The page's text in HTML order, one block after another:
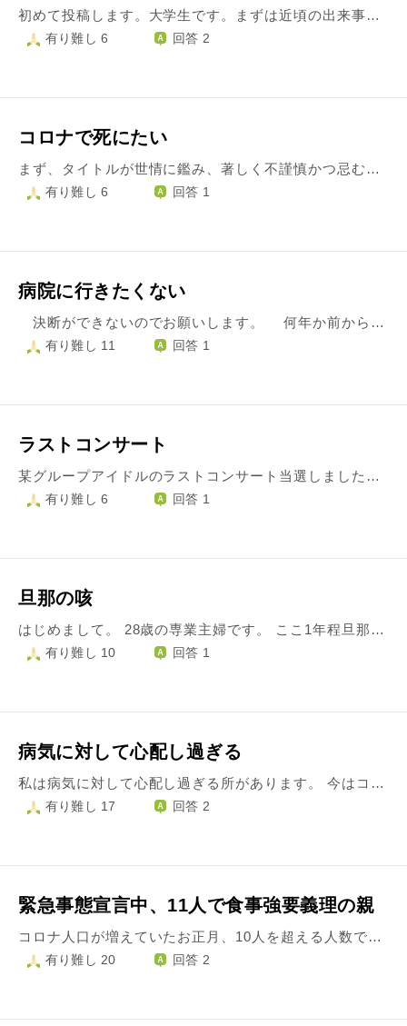
初めて投稿します。大学生です。まずは近頃の出来事を書かせていただきます。最近、心から感情が揺さぶられることも無く、ことごとく嫌なことが起こります。 私は今大学2年生なのですが、このような心持ちになったのは大学入学時です。第1志望の大学に落ち、コロナ禍でオンライン授業、友達も出来ませんでした。ことごとく、自分の努力が実を結ばず気落ちしたままでした。 家族とも向き合わず、何も考えられない時、一人暮らしが始まり、見知らぬ土地であるにもかかわらず、何を調べても頭に入らず、家族に大変心配をかけました。 そしてしばらくして大学のサークルなども再開して、ちょうど2年生になる頃、やっと友達が出来ました。しかし、その友達と一緒にいても何か違和感を感じてしまうんです。僕は結構音楽やファッションが好きなのですが、そのことを語り合える友達ともまだ出会えず、また、もう大学2年生の半ばということでこれから勉学が忙しくなり、新しい出会いも望めません。また、恋人もいません。気になる人ができ、勇気を出して誘い、本来は8月中に遊びに行く予定でしたが、感染状況を考慮して中止となってしまいました。ただ、一緒に家でくつろいだり、たわいもない話をし合える友達や恋人が僕にはいないわけです。 今まで大学生活楽しむために勉強し、それが生きる糧となっていた自分としては、今までの生き方が真っ向から粉砕され、これまでの人生が否定された気分になってます。 今の自分としては、運も悪いが自分の考え方が悪いとも感じてます。そのため、このコロナ禍での夏休み期間、身の回りの人の為になる行動（バイト先で人一倍頑張るなど）を心がけたのですが、その最中、姉が新型コロナ感染症にかかってしまいました。家族の方針として自粛を頑張っていたのですが、姉がかかってしまい、苦しんでいることを知った時、snsで旅行する友達、夏フェスで群がる人、無策の政府、こんな人達が自分の頭に強く憎く映りました。またも努力を嘲笑うかのように惨めに感じました。頑張れば頑張る分だけ裏切られた時の心の痛みが大きくなり、頑張ることが怖くなりました。かと言って、このままでも何も良くならないことも分かります。 僕は何を心の芯とし、どんな考えを持てば良いのでしょうか。ただ、幸せな気分になれる時が来るのを信じることが出来なくなりました。こんな打たれ弱い人間ですが、何か助けてください。
有り難し 6 回答 2
コロナで死にたい
まず、タイトルが世情に鑑み、著しく不謹慎かつ忌むべきものであることをお詫びいたします。 もう疲れました。 家族がどんどん醜い存在になってしまいつつあるように思えてならない。 妻からのモラハラ。実家破産により、親族バラバラ。 バラバラになった親族は、夜叉のように罵る。 私の家を新築してから、皆おかしい気がする。 せめて私は言葉による業をつくりたくない、不悪口だからと言いたいことも口を閉ざす…というのは口実で、実は怖いだけ。 疲れたので、旅立ちたいです。 でも、自殺者は地獄行きだとか、地縛霊になって苦しむとかいう話も聞きます。 自称密教僧が、自殺防止のためか、ブログで散々そのように説いています。 それは、怖い。 真実はどうあれ、薫習といって、生前のクセに引きずられるという話もあり、一度、自殺者の予後について聞けば、それは呪いのように私の中に刷り込まれる。 なら、大義名分のある死ではどうだろうか。 トラックにひかれそうな幼児を助けて死ねば、英雄だ。 遺族も納得できよう。 しかし、そんなシチュエーションもそうないうえに、不悪口を口実に口をつぐむビビリな私では、実行もできまい。 なら、コロナで死ねば、どうだろうか。 幸いにも基礎疾患がある。死ねるかどうかは分らぬが、死ねば今の苦しみから解放される。よしんば死なずとも、今の家族の現状に一石が投じられるかもしれない。 どうやったら、後生よく、苦しまず、遺族の悲しみも比較的少なく死ぬことができるでしょうか？
有り難し 6 回答 1
病院に行きたくない
決断ができないのでお願いします。 何年か前から強迫性障害という精神病で心療内科へ通っています。 しかし、コロナの影響と夫との繰り返される口論で症状が悪化し、現在はどこにも外出できなくなってしまいました。 一日の内、食事休憩の３０分くらいが二回と、５.６時間の睡眠以外は、《ずっと立って手洗いばかり》しています。 そうしていると、だんだん足が浮腫んでしまい、足の甲が腫れてしまいました。 結果、心の病の中、最も今、訪れたくない内科へ行くハメになりました。 ドクターは「腫れはそこまでではない」と言い、とりあえず［血液検査など］することに。 そして数日後、幸いマッサージのおかげか、足の甲の腫れは引いていきました。 そうして一時、安堵の中、先日内科に血液検査の結果を聞きにいきました。 すると、「筋肉の炎症の値が通常より高いので総合病院へ行くように」と言われました。 心の病の中、勇気を出して内科を訪れ、嫌な検査をし、更にもっと現在訪れたくない《総合病院へ》行くのか。と思うと愕然としました。 主人には「コロナ急増でも要精密検査なら俺は行く。後は自分で決めるように。」と言われました。 いつも［一緒に］ではなく冷たいなぁ。と今、相変わらず〔独りぼっち〕な気分です。 ＊必要なお金は出してくれ、生活上いろいろ助けてもらっているなら冷たい言動はせめるべきではないのでしょうか？ ＊そして、主人が言うには「みんなも進められれば総合病院へ行く」と言ってますが、この爆発的コロナ急増でも本当にそうなのでしょうか？ €私としては数値は一時的なものな感じがするし、こんなコロナが爆発的急増の中、総合病院へはできれば行きたくありません。 しかし、時折足の甲が痛んだり、もしも現在も同じ数値のままで、しらない内に変な病が進行して行ってたら。と思うと怖いです。 もうしばらくして、同じ内科で採血検査も考えたのですが、もし数値に変化なければやはり総合病院でも採血するでしょうし、体に負担だけかかる気もします。 甘えた言葉ばかりかもしれませんが何かよいアドバイスお願いします。
有り難し 11 回答 1
ラストコンサート
某グループアイドルのラストコンサート当選しました。嬉しかったのですがここ最近不安になってきました。このご時世にコンサート……でもラスト……推しに会いたい。私は市内から出るのも怖いのに浮かれていたのです。感染したくないし迷惑かけたくないし、しかし入金済みです。この考えなしが！とも思いますが申し込みの期間が短くそんなこと考えられなかったし気持ちも舞い上がりポジティブだったのです。勇気を出して対策して行ったほうが良いのでしょうか？ロックダウンしてしまえばコンサートなんてなかったのにと最低なこと考えてしまいます。行きたくないけど当選入金したしな…ってぐちぐちずっと言ってます悲しいです。
有り難し 6 回答 1
旦那の咳
はじめまして。 28歳の専業主婦です。 ここ1年程旦那の咳がうるさくてノイローゼになりそうです。 とても長い期間続いてる為、心配なので病院に行く事を勧めたのですが本人が嫌がります。 このご時世なので、出先で咳をしてると避けられます。 生理現象なので仕方ない事は分かっているのですが、毎日の事なのでイライラしてしまい、うるさくて夜寝れません。耳栓を付けても無駄でした。 私自身かなり神経質で心配性なので敏感になってしまいます。 重い病気だったらどうしようとかずっと考えてしまうし、気持ちがしんどいです。 心の持ちようが知りたいです。
有り難し 10 回答 1
病気に対して心配し過ぎる
私は病気に対して心配し過ぎる所があります。 今はコロナで心配が増えました。 移されたらどうしようと言う思いも勿論ありますが、誰かに移したらどうしようと言う思いもあります。 お店に入る時にアルコール消毒をし忘れた時とか、昨日は、出前で届けてくれた人にマスクなしで二言話してしまった事などで、移してしまっていたらどうしようと不安になってしまいます。 何か症状がある訳ではありませんが、無症状でも移す事があるからです。 その程度の事で移る可能性はかなり低いとは思うのですが、気にしてしまいます。 色々検索して、すれ違っただけでも感染するとかの記事を見てしまい益々不安になったりしてしまいます。 気にし過ぎるのは良くないとわかってはいるのですが、気になります。 いい情報が見つけられればいいですが、あまり調べるのもよくないですよね？ もし、私がコロナに感染したとしたら、誰かに移してると思うと怖くて耐えられそうにありません。完璧に感染対策してたならそんなに思わないかもしれないですが、上記の様な事があった場合は、気にすると思います。 こういう事があった時はどのような考え方をすればいいでしょうか？ 一般的に考えてこのような事は普通は気にならない事でしょうか？ 今まで宅配便が来た時などにマスクをしていませんでした。一言位話したりしていました。それで、もう既に誰かに移してしまっているのではないか？とか考えてしまいます。それは、やはり考え過ぎですよね？ これからはマスクをするようにします。
有り難し 17 回答 2
緊急事態宣言中、11人で食事強要義理の親
コロナ人口が増えていたお正月、10人を超える人数で、おせちを食べるから、大阪に来てと言われ、4歳の息子が咳をしていたので、大勢でおせち料理を食べるのは、心配。行かないと言うと、大晦日に義父がおせちを届けに来て、1日中、怒りを爆発された。 コロナなんかに、なるわけない！自分の持論は、こうだ、と。興奮して大声で叫ぶように。四時間近く持論を語り、帰って行きました。 バレンタイン、父の日、プレゼントを贈ったら、お礼の電話がかかって来て、しろさんは、コロナなんか気にして、いつ、孫に会えるんや！と、ガミガミ言われました。 GW、緊急事態宣言出てましたが、大阪から、奈良に来る、と言うので、私と主人が、食べ物を持って来ないで食事、済ませて来てね。と、言っても、沢山持って来て、勝手に家で食事を始める。 ケーキを見たら、子供が食べたがり、結局食べることに。 7月、48才の義理の弟のお誕生日会をするから、大阪に来なさい、と。また、10人以上集まる、と。息子が熱が出た後だったので、行かないと言うと、一旦は🆗だったが、結局緊急事態宣言の出てるお盆に、主人が実家に行くと言い出しました。 私は足を怪我していて、松葉杖なので、行きませんでした。子供2人と主人が、行きましたが、少人数で会うと言ってたのに、弟家族も呼び寄せ、結局10人以上で、百貨店に行ったり、ケーキを食べたりしたみたいです。 コロナなんで、気をつけてください、今、松葉杖だからコロナになったら、皆のお世話、私、できないんで、困るんで と、行く前に、電話しまたが。 コロナのワクチンは、義理の親は2人とも70代ですが、打たないと言っています。 感覚が違いすぎるし、私の意見など、一切通らない、子供がコロナかかるんじゃないか、移すんじゃないか、いつも心配だし、これらまた、秋に誕生日会、年末年始。。 断ると、私だけが、親に逆らっているような感じになるし、怒りをかう。 主人は、私と話ている時は、同じ意見だけど、親と話すと360度違う意見になって帰ってきます。 今までは、義理の親の希望は、できるだけ、叶えたいと考えて行動してきましたが、コロナの流行ってる、緊急事態宣言の出てる地域にわざわざ出向く、大勢で集まる、食事する。 4歳と、8歳の子供どうしたら守れますか？ 私はどのように接するのが良いのでしょうか？ よろしくお願いします。
有り難し 20 回答 2